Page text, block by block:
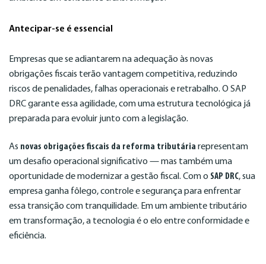
Antecipar-se é essencial
Empresas que se adiantarem na adequação às novas
obrigações fiscais terão vantagem competitiva, reduzindo
riscos de penalidades, falhas operacionais e retrabalho. O SAP
DRC garante essa agilidade, com uma estrutura tecnológica já
preparada para evoluir junto com a legislação.
As novas obrigações fiscais da reforma tributária representam
um desafio operacional significativo — mas também uma
oportunidade de modernizar a gestão fiscal. Com o SAP DRC, sua
empresa ganha fôlego, controle e segurança para enfrentar
essa transição com tranquilidade. Em um ambiente tributário
em transformação, a tecnologia é o elo entre conformidade e
eficiência.